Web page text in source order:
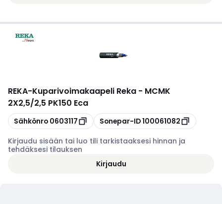
REKA-Kuparivoimakaapeli Reka - MCMK
2X2,5/2,5 PK150 Eca
Kopioi
Sähkönro 0603117 Kopioi
Sonepar-ID100061082
Kirjaudu sisään tai luo tili tarkistaaksesi hinnan ja
tehdäksesi tilauksen
Kirjaudu